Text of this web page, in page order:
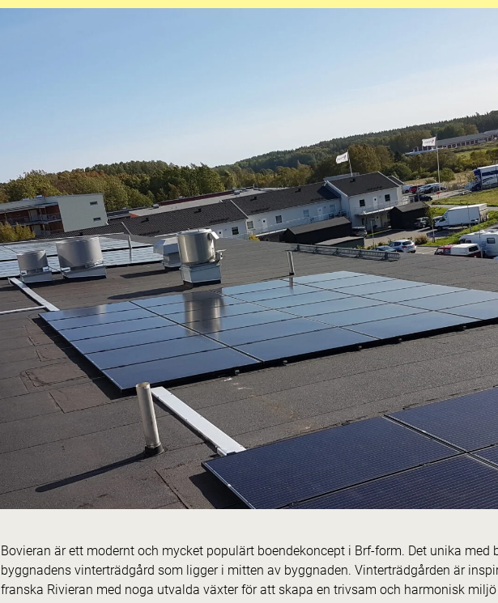
Bovieran är ett modernt och mycket populärt boendekoncept i Brf-form. Det unika med
byggnadens vinterträdgård som ligger i mitten av byggnaden. Vinterträdgården är
franska Rivieran med noga utvalda växter för att skapa en trivsam och harmonisk miljö